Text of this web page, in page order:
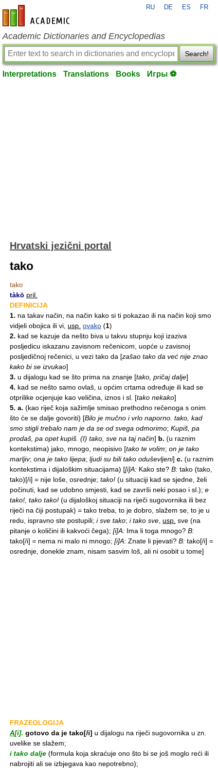
en-academic.com
RU DE ES FR
Academic Dictionaries and Encyclopedias
Search!
Interpretations Translations Books Игры ⚽
Hrvatski jezični portal
tako
tako
tàkō pril.
DEFINICIJA
1. na takav način, na način kako si ti pokazao ili na način koji smo
vidjeli obojica ili vi, usp. ovako (1)
2. kad se kazuje da nešto biva u takvu stupnju koji izaziva
posljedicu iskazanu zavisnom rečenicom, uopće u zavisnoj
posljedičnoj rečenici, u vezi tako da [zašao tako da već nije znao
kako bi se izvukao]
3. u dijalogu kad se što prima na znanje [tako, pričaj dalje]
4. kad se nešto samo ovlaš, u općim crtama određuje ili kad se
otprilike ocjenjuje kao veličina, iznos i sl. [tako nekako]
5. a. (kao riječ koja sažimlje smisao prethodno rečenoga s onim
što će se dalje govoriti) [Bilo je mučno i vrlo naporno. tako, kad
smo stigli trebalo nam je da se od svega odmorimo; Kupiš, pa
prodaš, pa opet kupiš. (I) tako, sve na taj način] b. (u raznim
kontekstima) jako, mnogo, neopisivo [tako te volim; on je tako
marljiv; ona je tako lijepa; ljudi su bili tako oduševljeni] c. (u raznim
kontekstima i dijaloškim situacijama) [[i]A: Kako ste? B: tako (tako,
tako)[/i] = nije loše, osrednje; tako! (u situaciji kad se sjedne, želi
počinuti, kad se udobno smjesti, kad se završi neki posao i sl.); e
tako!, tako tako! (u dijaloškoj situaciji na riječi sugovornika ili bez
riječi na čiji postupak) = tako treba, to je dobro, slažem se, to je u
redu, ispravno ste postupili; i sve tako; i tako sve usp. sve (na
pitanje o količini ili kakvoći čega); [i]A: Ima li toga mnogo? B:
tako[/i] = nema ni malo ni mnogo; [i]A: Znate li pjevati? B: tako[/i] =
osrednje, donekle znam, nisam sasvim loš, ali ni osobit u tome]
FRAZEOLOGIJA
A[i]. gotovo da je tako[/i] u dijalogu na riječi sugovornika u zn.
uvelike se slažem;
i tako dalje (formula koja skraćuje ono što bi se još moglo reći ili
nabrojiti ali se izbjegava kao nepotrebno);